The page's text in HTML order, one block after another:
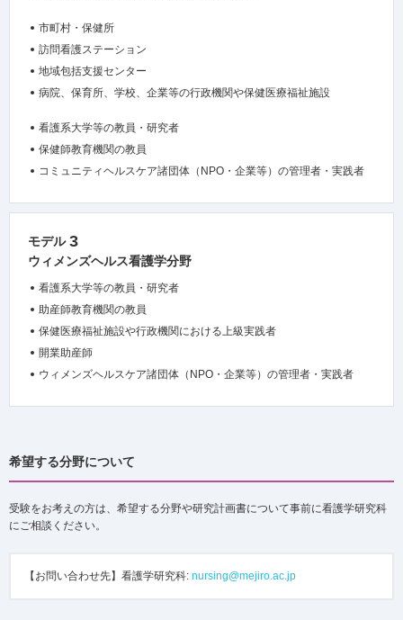
市町村・保健所
訪問看護ステーション
地域包括支援センター
病院、保育所、学校、企業等の行政機関や保健医療福祉施設
看護系大学等の教員・研究者
保健師教育機関の教員
コミュニティヘルスケア諸団体（NPO・企業等）の管理者・実践者
モデル3
ウィメンズヘルス看護学分野
看護系大学等の教員・研究者
助産師教育機関の教員
保健医療福祉施設や行政機関における上級実践者
開業助産師
ウィメンズヘルスケア諸団体（NPO・企業等）の管理者・実践者
希望する分野について
受験をお考えの方は、希望する分野や研究計画書について事前に看護学研究科
にご相談ください。
【お問い合わせ先】看護学研究科: nursing@mejiro.ac.jp